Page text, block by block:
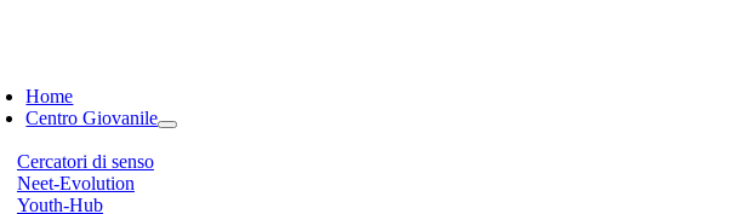
Home
Centro Giovanile
Cercatori di senso
Neet-Evolution
Youth-Hub